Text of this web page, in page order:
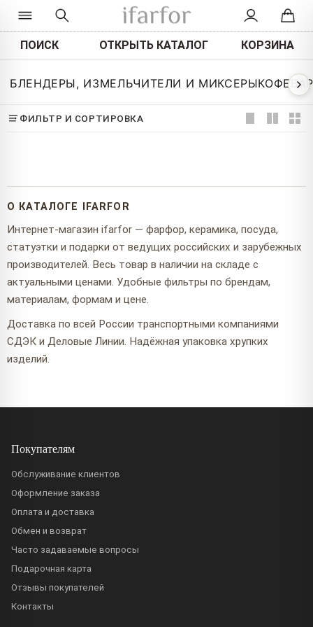
ПОИСК ОТКРЫТЬ КАТАЛОГ КОРЗИНА
БЛЕНДЕРЫ, ИЗМЕЛЬЧИТЕЛИ И МИКСЕРЫ
ФИЛЬТР И СОРТИРОВКА
О КАТАЛОГЕ IFARFOR
Интернет-магазин ifarfor — фарфор, керамика, посуда,
статуэтки и подарки от ведущих российских и зарубежных
производителей. Весь товар в наличии на складе с
актуальными ценами. Удобные фильтры по брендам,
материалам, формам и цене.
Доставка по всей России транспортными компаниями
СДЭК и Деловые Линии. Надёжная упаковка хрупких
изделий.
Покупателям
Обслуживание клиентов
Оформление заказа
Оплата и доставка
Обмен и возврат
Часто задаваемые вопросы
Подарочная карта
Отзывы покупателей
Контакты